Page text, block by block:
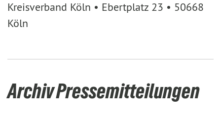
Kreisverband Köln • Ebertplatz 23 • 50668
Köln
Archiv Pressemitteilungen